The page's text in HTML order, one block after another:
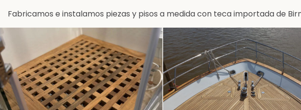
Fabricamos e instalamos piezas y pisos a medida con teca importada de